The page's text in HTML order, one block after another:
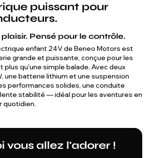
puissant pour
Pensé pour le contrôle.
enfant 24V de Beneo Motors est
grande et puissante, conçue pour les
plus qu'une simple balade. Avec deux
une batterie lithium et une suspension
performances solides, une conduite
stabilité — idéal pour les aventures en
quotidien.
vous allez l'adorer !